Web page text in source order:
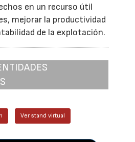
en un recurso útil
mejorar la productividad
de la explotación.
Ver stand virtual